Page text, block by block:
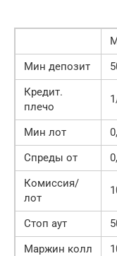
Мин депозит
Кредит.
плечо
Мин лот
Спреды от
Комиссия/
лот
Стоп аут
Маржин колл